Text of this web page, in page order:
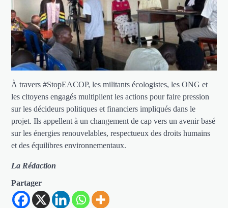
À travers #StopEACOP, les militants écologistes, les ONG et
les citoyens engagés multiplient les actions pour faire pression
sur les décideurs politiques et financiers impliqués dans le
projet. Ils appellent à un changement de cap vers un avenir basé
sur les énergies renouvelables, respectueux des droits humains
et des équilibres environnementaux.
La Rédaction
Partager